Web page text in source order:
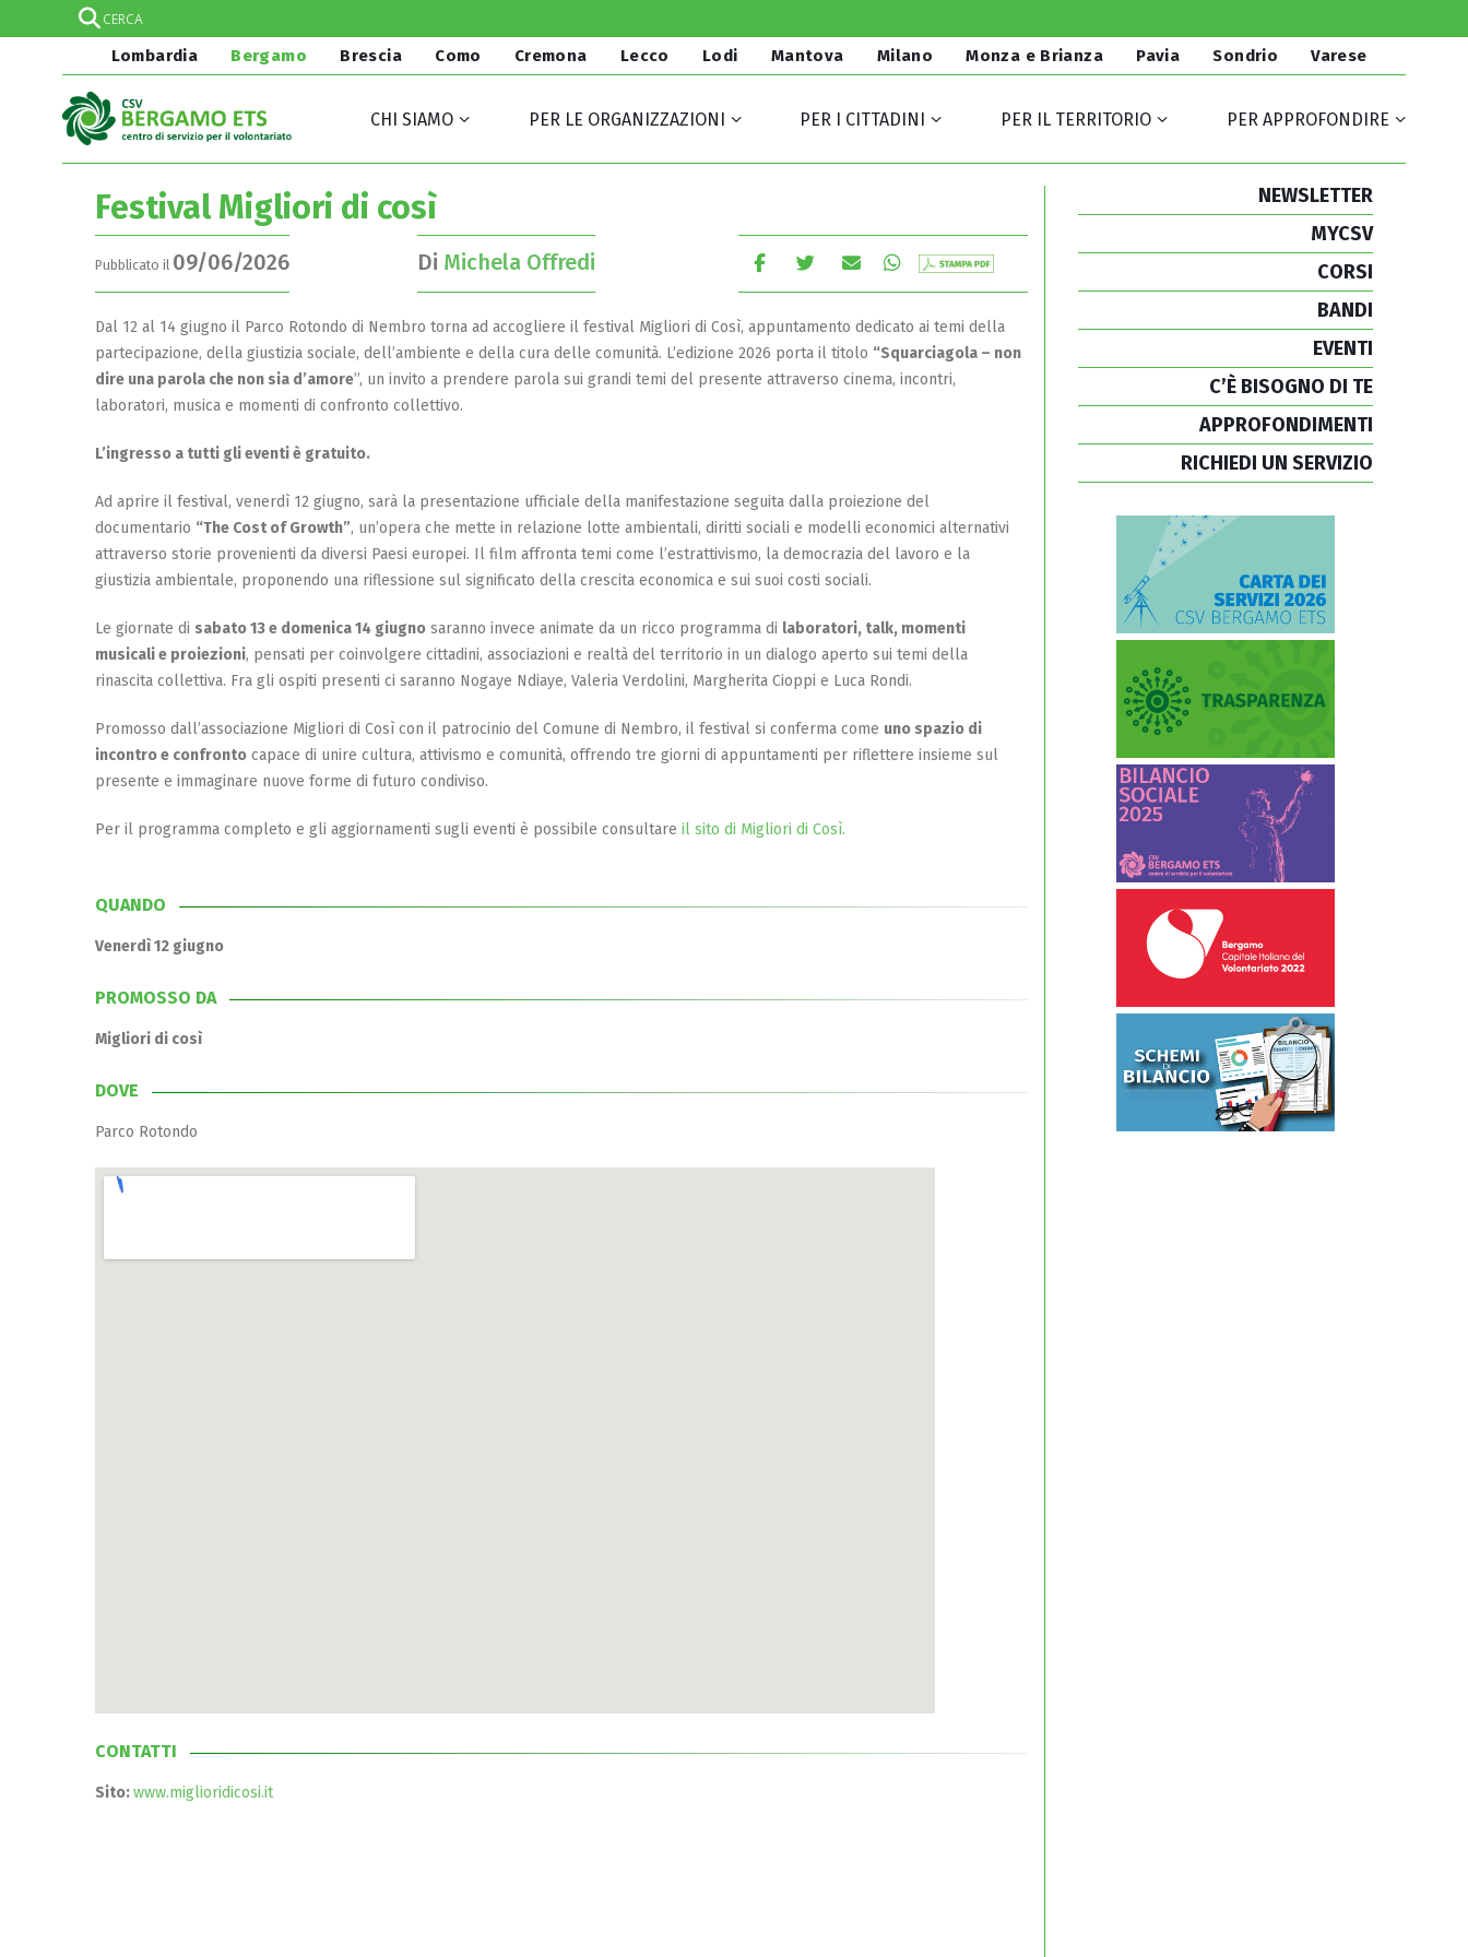
Lombardia Bergamo Brescia Como Cremona Lecco Lodi Mantova Milano Monza e Brianza Pavia Sondrio Varese
CHI SIAMO PER LE ORGANIZZAZIONI PER I CITTADINI PER IL TERRITORIO PER APPROFONDIRE
Festival Migliori di così
Pubblicato il 09/06/2026 Di Michela Offredi
Dal 12 al 14 giugno il Parco Rotondo di Nembro torna ad accogliere il festival Migliori di Così, appuntamento dedicato ai temi della
partecipazione, della giustizia sociale, dell’ambiente e della cura delle comunità. L’edizione 2026 porta il titolo “Squarciagola – non
dire una parola che non sia d’amore”, un invito a prendere parola sui grandi temi del presente attraverso cinema, incontri,
laboratori, musica e momenti di confronto collettivo.
L’ingresso a tutti gli eventi è gratuito.
Ad aprire il festival, venerdì 12 giugno, sarà la presentazione ufficiale della manifestazione seguita dalla proiezione del
documentario “The Cost of Growth”, un’opera che mette in relazione lotte ambientali, diritti sociali e modelli economici alternativi
attraverso storie provenienti da diversi Paesi europei. Il film affronta temi come l’estrattivismo, la democrazia del lavoro e la
giustizia ambientale, proponendo una riflessione sul significato della crescita economica e sui suoi costi sociali.
Le giornate di sabato 13 e domenica 14 giugno saranno invece animate da un ricco programma di laboratori, talk, momenti
musicali e proiezioni, pensati per coinvolgere cittadini, associazioni e realtà del territorio in un dialogo aperto sui temi della
rinascita collettiva. Fra gli ospiti presenti ci saranno Nogaye Ndiaye, Valeria Verdolini, Margherita Cioppi e Luca Rondi.
Promosso dall’associazione Migliori di Così con il patrocinio del Comune di Nembro, il festival si conferma come uno spazio di
incontro e confronto capace di unire cultura, attivismo e comunità, offrendo tre giorni di appuntamenti per riflettere insieme sul
presente e immaginare nuove forme di futuro condiviso.
Per il programma completo e gli aggiornamenti sugli eventi è possibile consultare il sito di Migliori di Così⁠.
QUANDO
Venerdì 12 giugno
PROMOSSO DA
Migliori di così
DOVE
Parco Rotondo
CONTATTI
Sito:www.miglioridicosi.it
NEWSLETTER
MYCSV
CORSI
BANDI
EVENTI
C’È BISOGNO DI TE
APPROFONDIMENTI
RICHIEDI UN SERVIZIO